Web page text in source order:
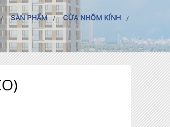
SẢN PHẨM CỬA NHÔM KÍNH